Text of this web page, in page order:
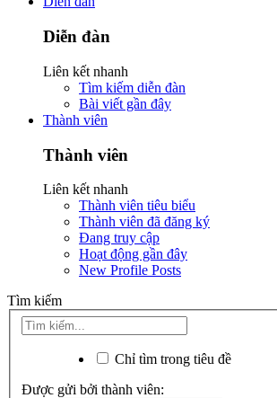
Diễn đàn
Liên kết nhanh
Tìm kiếm diễn đàn
Bài viết gần đây
Thành viên
Thành viên
Liên kết nhanh
Thành viên tiêu biểu
Thành viên đã đăng ký
Đang truy cập
Hoạt động gần đây
New Profile Posts
Tìm kiếm
Chỉ tìm trong tiêu đề
Được gửi bởi thành viên: